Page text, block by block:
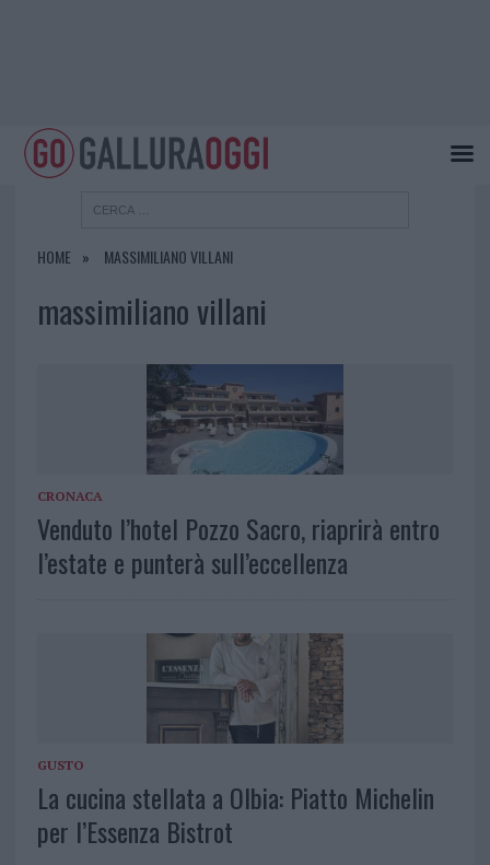
HOME MASSIMILIANO VILLANI
massimiliano villani
CRONACA
Venduto l’hotel Pozzo Sacro, riaprirà entro
l’estate e punterà sull’eccellenza
GUSTO
La cucina stellata a Olbia: Piatto Michelin
per l’Essenza Bistrot